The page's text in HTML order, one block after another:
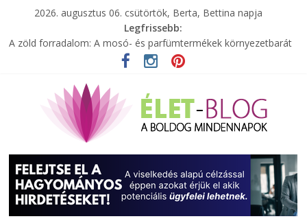
2026. augusztus 06. csütörtök, Berta, Bettina napja
Legfrissebb:
A zöld forradalom: A mosó- és parfümtermékek környezetbarát
szempontjainak erősítése
Elérhető zöld energia mindenki számára
Tartalék ajándék, amit szívesen megtartasz magadnak
Különleges tömörfa ládák Indiából